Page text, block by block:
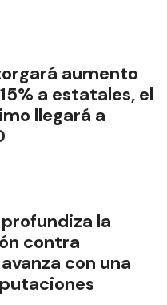
aumento
a estatales, el
llegará a
la
contra
con una